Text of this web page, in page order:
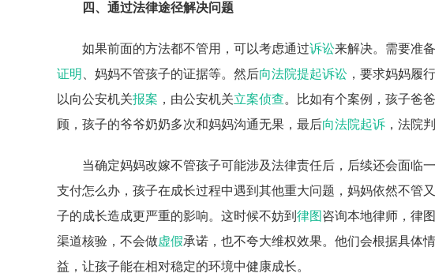
四、通过法律途径解决问题
如果前面的方法都不管用，可以考虑通过诉讼来解决。需要准
证明
、妈妈不管孩子的证据等。然后向法院提起诉讼 ，要求妈妈履
以向公安机关报案 ，由公安机关立案侦查。比如有个案例，孩子爸
顾，孩子的爷爷奶奶多次和妈妈沟通无果，最后向法院起诉 ，法院
当确定妈妈改嫁不管孩子可能涉及法律责任后，后续还会面临
支付怎么办，孩子在成长过程中遇到其他重大问题，妈妈依然不管
子的成长造成更严重的影响。这时候不妨到 律图 咨询本地律师，律
渠道核验，不会做虚假承诺，也不夸大维权效果。他们会根据具体
益，让孩子能在相对稳定的环境中健康成长。